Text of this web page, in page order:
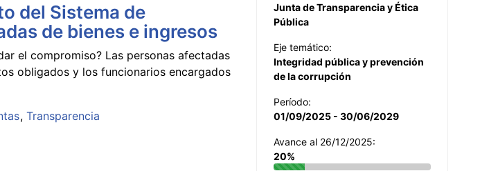
del Sistema de
de bienes e ingresos
el compromiso? Las personas afectadas
obligados y los funcionarios encargados
Transparencia
Junta de Transparencia y Ética
Pública
Eje temático:
Integridad pública y prevención
de la corrupción
Período:
01/09/2025 - 30/06/2029
Avance al 26/12/2025:
20%